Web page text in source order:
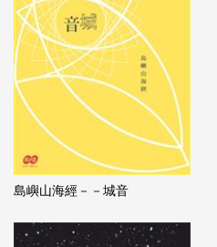
島嶼山海經－－城音